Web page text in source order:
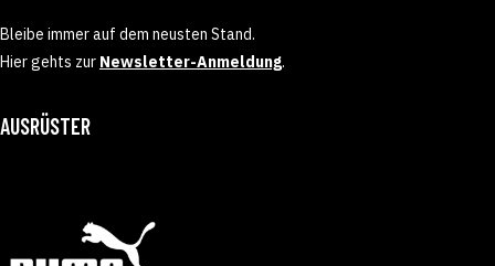
Bleibe immer auf dem neusten Stand.
Hier gehts zur Newsletter-Anmeldung.
AUSRÜSTER